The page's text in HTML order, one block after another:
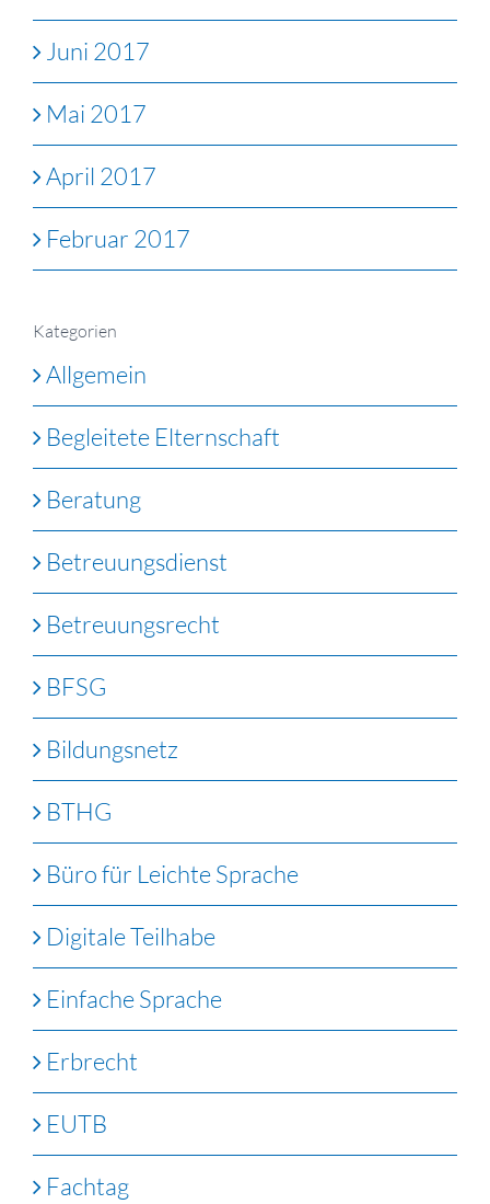
Juni 2017
Mai 2017
April 2017
Februar 2017
Kategorien
Allgemein
Begleitete Elternschaft
Beratung
Betreuungsdienst
Betreuungsrecht
BFSG
Bildungsnetz
BTHG
Büro für Leichte Sprache
Digitale Teilhabe
Einfache Sprache
Erbrecht
EUTB
Fachtag